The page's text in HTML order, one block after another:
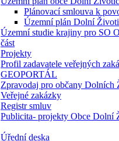
Plánovací smlouva k
Územní plán Dolní
Územní studie krajiny pro SO
část
Projekty
Profil zadavatele veřejných
GEOPORTÁL
Zpravodaj pro občany Dolních
Veřejné zakázky
Registr smluv
Publicita- projekty Obce Dolní
Úřední deska